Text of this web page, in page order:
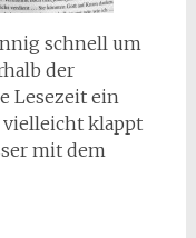
schnell um
der
Lesezeit ein
vielleicht klappt
mit dem